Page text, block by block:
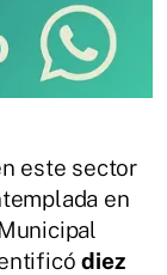
este sector
en
diez